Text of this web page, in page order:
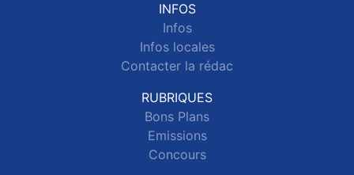
INFOS
Infos
Infos locales
Contacter la rédac
RUBRIQUES
Bons Plans
Emissions
Concours